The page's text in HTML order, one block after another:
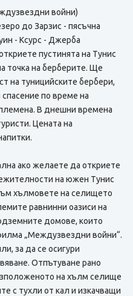
войни)
до Зарзис - пясъчна
- Ксурс - Джерба
пустинята на Тунис
точка на берберите. Ще
на туницийските бербери,
по време на
В днешни времена
Цената на
ако желаете да откриете
на южен Тунис
хълмовете на селището
равнинни оазиси на
домове, които
„Междузвездни войни“.
за да се осигури
Отпътуване рано
на хълм селище
с тухли от кал и изкачващи